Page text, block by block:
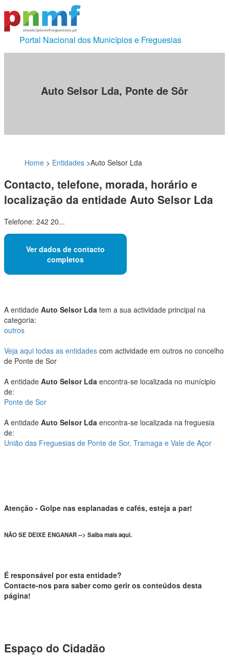
Portal Nacional dos Municípios e Freguesias
Auto Selsor Lda, Ponte de Sôr
Home > Entidades >Auto Selsor Lda
Contacto, telefone, morada, horário e
localização da entidade Auto Selsor Lda
Telefone: 242 20...
Ver dados de contacto
completos
A entidade Auto Selsor Lda tem a sua actividade principal na
categoria:
outros
Veja aqui todas as entidades com actividade em outros no concelho
de Ponte de Sor
A entidade Auto Selsor Lda encontra-se localizada no munícipio
de:
Ponte de Sor
A entidade Auto Selsor Lda encontra-se localizada na freguesia
de:
União das Freguesias de Ponte de Sor, Tramaga e Vale de Açor
Atenção - Golpe nas esplanadas e cafés, esteja a par!
NÃO SE DEIXE ENGANAR --> Saiba mais aqui.
É responsável por esta entidade?
Contacte-nos para saber como gerir os conteúdos desta
página!
Espaço do Cidadão